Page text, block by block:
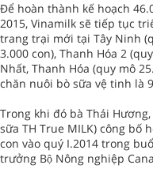
Để hoàn thành kế hoạch
2015, Vinamilk sẽ tiếp tục
trang trại mới tại Tây Ninh
3.000 con), Thanh Hóa 2
Nhất, Thanh Hóa (quy mô
chăn nuôi bò sữa vệ tinh là
Trong khi đó bà Thái
sữa TH True MILK) công bố
con vào quý I.2014 trong
trưởng Bộ Nông nghiệp